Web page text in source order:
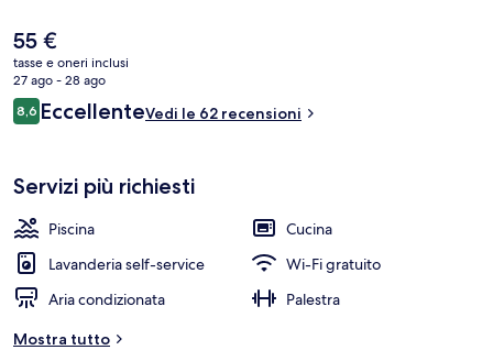
base per spostarsi con i mezzi pubblici: Stazione MRT di Persiaran
KLCC si trova a 7 min a piedi e Stazione MRT di Conlay a 9.
Il
prezzo
attuale
è
55 €
55 €
tasse e oneri inclusi
27 ago - 28 ago
Recensioni
8,68,6 su 10
EccellenteVedi le 62 recensioni
Servizi più richiesti
Piscina
Cucina
Lavanderia self-service
Wi-Fi gratuito
Aria condizionata
Palestra
Mostra tutto